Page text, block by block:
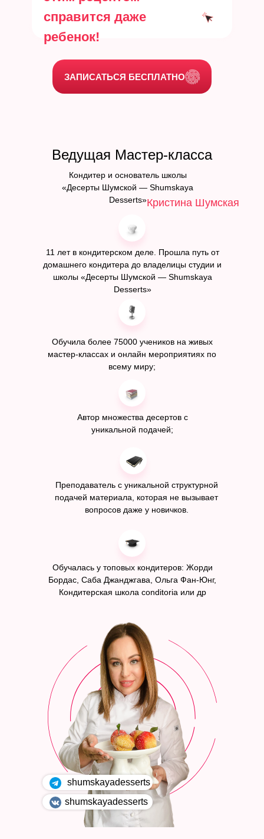
справится даже
ребенок!
ЗАПИСАТЬСЯ БЕСПЛАТНО
Ведущая Мастер-класса
Кристина Шумская
Кондитер и основатель школы
«Десерты Шумской — Shumskaya
Desserts»
shumskayadesserts
11 лет в кондитерском деле. Прошла путь от
домашнего кондитера до владелицы студии и
школы «Десерты Шумской — Shumskaya
Desserts»
Обучила более 75000 учеников на живых
мастер-классах и онлайн мероприятиях по
всему миру;
Автор множества десертов с
уникальной подачей;
Обучалась у топовых кондитеров: Жорди
Бордас, Саба Джанджгава, Ольга Фан-Юнг,
Кондитерская школа conditoria или др
Преподаватель с уникальной структурной
подачей материала, которая не вызывает
вопросов даже у новичков.
shumskayadesserts